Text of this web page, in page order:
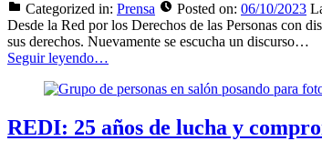
Categorized in: Prensa Posted on: 06/10/2023
Desde la Red por los Derechos de las Personas con
sus derechos. Nuevamente se escucha un discurso…
Seguir leyendo…
REDI: 25 años de lucha y